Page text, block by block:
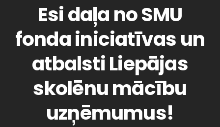
Esi daļa no SMU
fonda iniciatīvas un
atbalsti Liepājas
skolēnu mācību
uzņēmumus!